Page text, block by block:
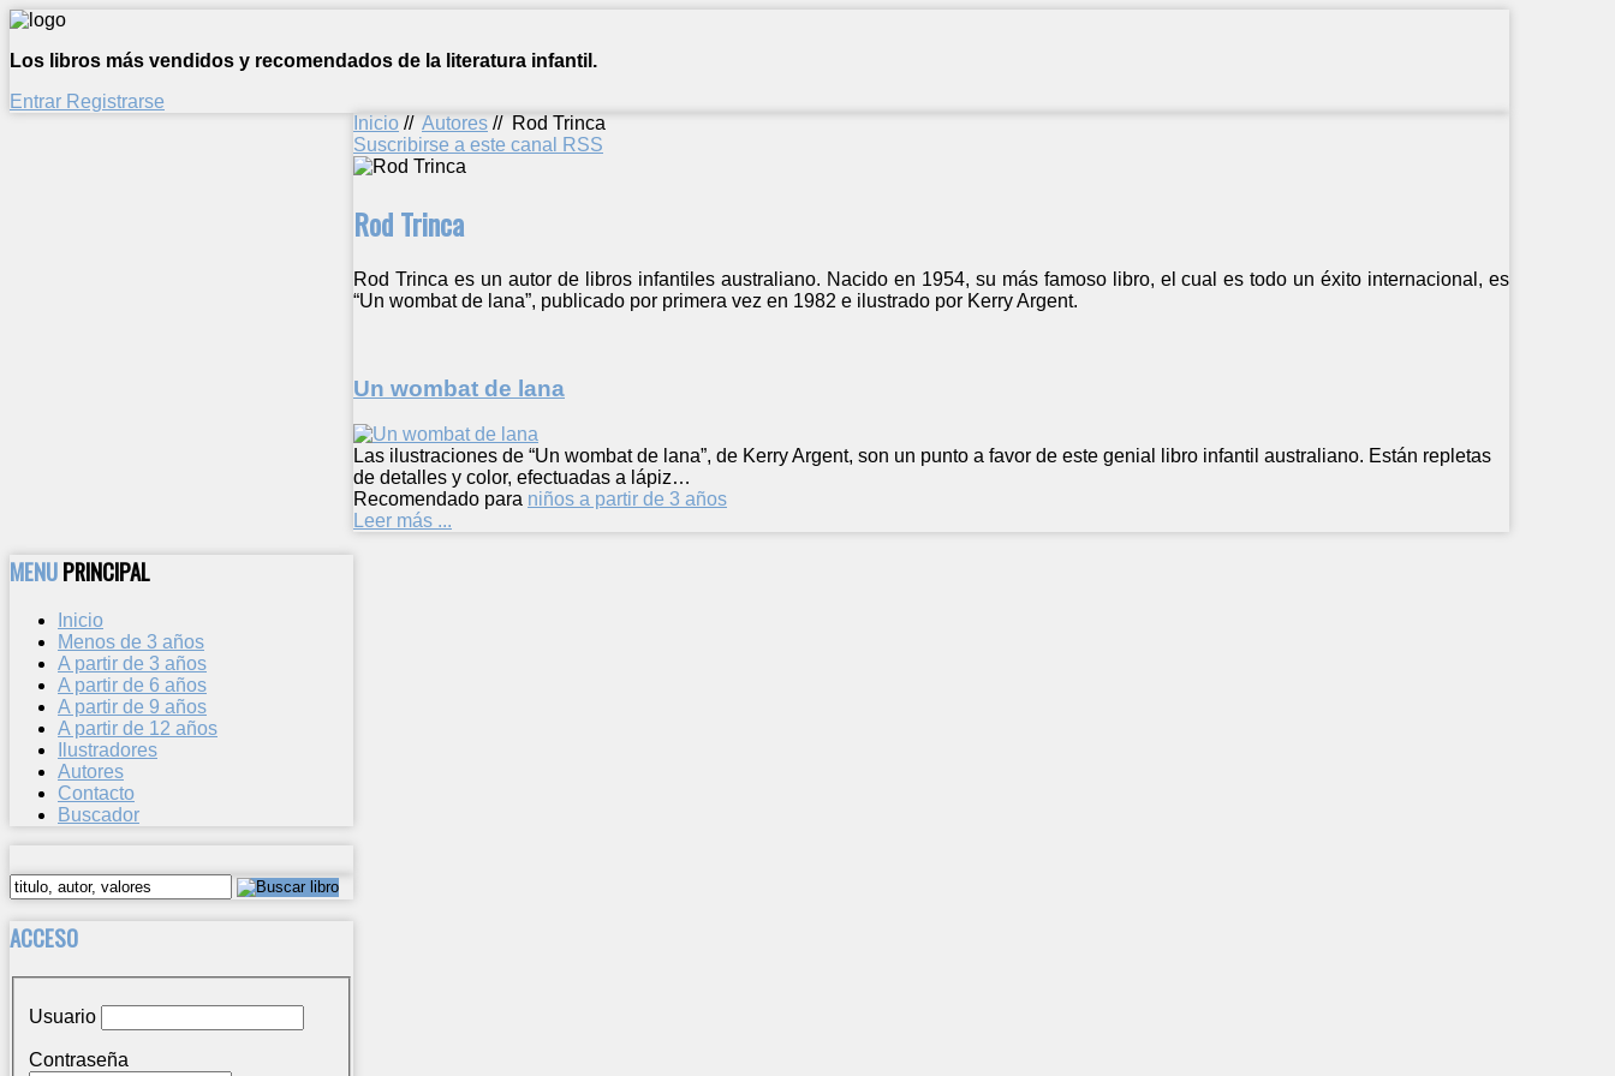
Los libros más vendidos y recomendados de la literatura infantil.
Entrar Registrarse
Inicio // Autores // Rod Trinca
Suscribirse a este canal RSS
Rod Trinca
Rod Trinca es un autor de libros infantiles australiano. Nacido en 1954, su más famoso libro, el cual es todo un éxito internacional, es
“Un wombat de lana”, publicado por primera vez en 1982 e ilustrado por Kerry Argent.
Un wombat de lana
Las ilustraciones de “Un wombat de lana”, de Kerry Argent, son un punto a favor de este genial libro infantil australiano. Están repletas
de detalles y color, efectuadas a lápiz…
Recomendado para niños a partir de 3 años
Leer más ...
MENUPRINCIPAL
Inicio
Menos de 3 años
A partir de 3 años
A partir de 6 años
A partir de 9 años
A partir de 12 años
Ilustradores
Autores
Contacto
Buscador
ACCESO
Usuario
Contraseña